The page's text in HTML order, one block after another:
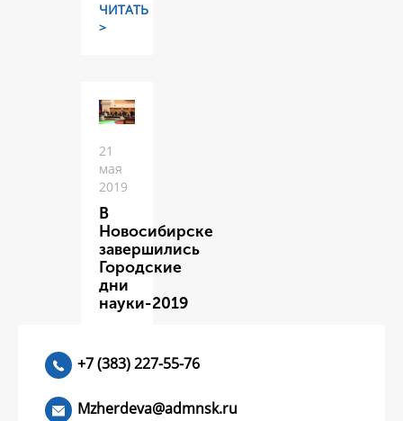
ЧИТАТЬ
>
21
мая
2019
В
Новосибирске
завершились
Городские
дни
науки-2019
+7 (383) 227-55-76
Mzherdeva@admnsk.ru